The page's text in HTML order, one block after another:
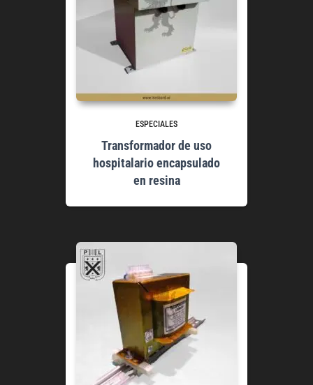
ESPECIALES
Transformador de uso
hospitalario encapsulado
en resina